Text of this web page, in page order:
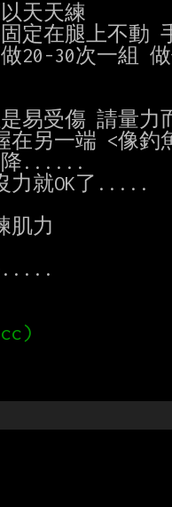
天天練
定在腿上不動
20-30次一組
易受傷 請量力
另一端 <像釣
降......
力就OK了.....
肌力
.....